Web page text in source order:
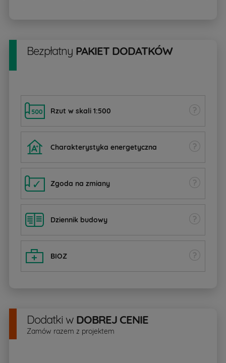
Bezpłatny PAKIET DODATKÓW
Rzut w skali 1:500
Charakterystyka energetyczna
Zgoda na zmiany
Dziennik budowy
BIOZ
Dodatki w DOBREJ CENIE
Zamów razem z projektem